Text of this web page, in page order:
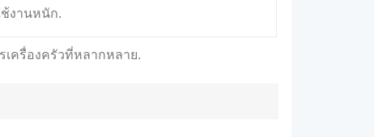
งานหนัก.
ครื่องครัวที่หลากหลาย.